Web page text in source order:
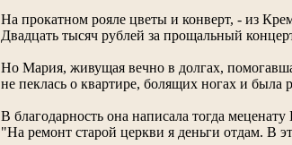
На прокатном рояле цветы и конверт, - из
Двадцать тысяч рублей за прощальный
Но Мария, живущая вечно в долгах,
не пеклась о квартире, болящих ногах и была
В благодарность она написала тогда
"На ремонт старой церкви я деньги отдам. В